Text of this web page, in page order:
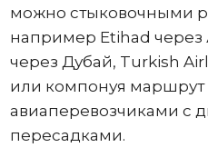
можно стыковочными
например Etihad через
через Дубай, Turkish
или компонуя
авиаперевозчиками с
пересадками.